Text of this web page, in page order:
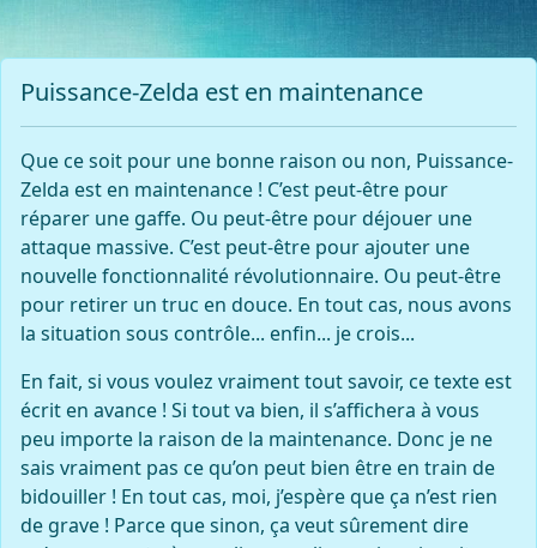
Puissance-Zelda est en maintenance
Que ce soit pour une bonne raison ou non, Puissance-
Zelda est en maintenance ! C’est peut-être pour
réparer une gaffe. Ou peut-être pour déjouer une
attaque massive. C’est peut-être pour ajouter une
nouvelle fonctionnalité révolutionnaire. Ou peut-être
pour retirer un truc en douce. En tout cas, nous avons
la situation sous contrôle... enfin... je crois...
En fait, si vous voulez vraiment tout savoir, ce texte est
écrit en avance ! Si tout va bien, il s’affichera à vous
peu importe la raison de la maintenance. Donc je ne
sais vraiment pas ce qu’on peut bien être en train de
bidouiller ! En tout cas, moi, j’espère que ça n’est rien
de grave ! Parce que sinon, ça veut sûrement dire